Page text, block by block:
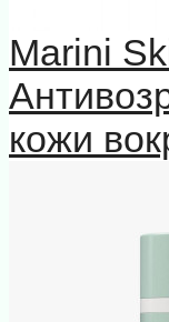
Marini
кожи